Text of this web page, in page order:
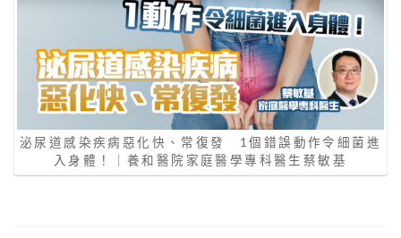
泌尿道感染疾病惡化快、常復發 1個錯誤動作令細菌進
入身體！｜養和醫院家庭醫學專科醫生蔡敏基